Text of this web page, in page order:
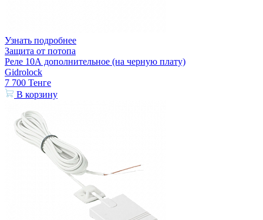
Узнать подробнее
Защита от потопа
Реле 10А дополнительное (на черную плату)
Gidrolock
7 700 Тенге
В корзину